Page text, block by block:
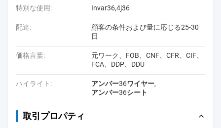
特別な使用: Invar36,4j36
配達:
顧客の条件および量に応じる25-30
日
価格言葉:
元ワーク、FOB、CNF、CFR、CIF、
FCA、DDP、DDU
ハイライト: アンバー36ワイヤー,
アンバー36シート
取引プロパティ